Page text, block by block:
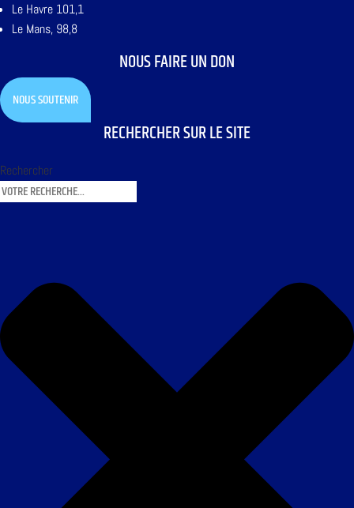
Le Havre 101,1
Le Mans, 98,8
NOUS FAIRE UN DON
NOUS SOUTENIR
RECHERCHER SUR LE SITE
Rechercher